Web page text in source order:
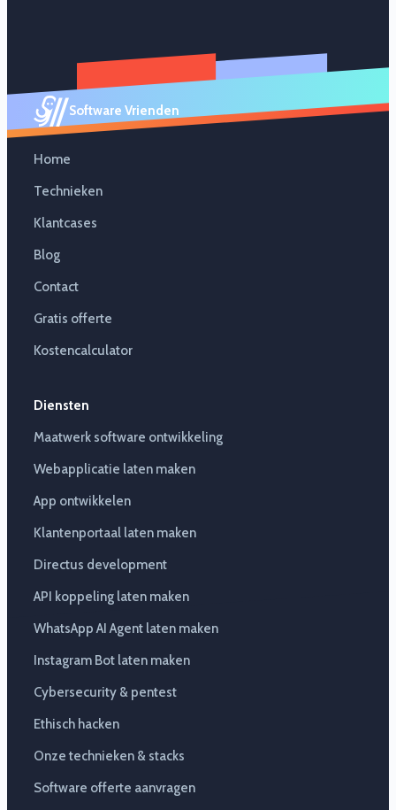
Software Vrienden
Home
Technieken
Klantcases
Blog
Contact
Gratis offerte
Kostencalculator
Diensten
Maatwerk software ontwikkeling
Webapplicatie laten maken
App ontwikkelen
Klantenportaal laten maken
Directus development
API koppeling laten maken
WhatsApp AI Agent laten maken
Instagram Bot laten maken
Cybersecurity & pentest
Ethisch hacken
Onze technieken & stacks
Software offerte aanvragen